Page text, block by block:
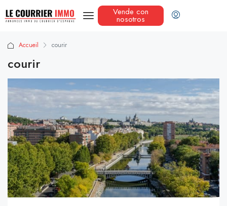
Vende con
nosotros
Accueil courir
courir